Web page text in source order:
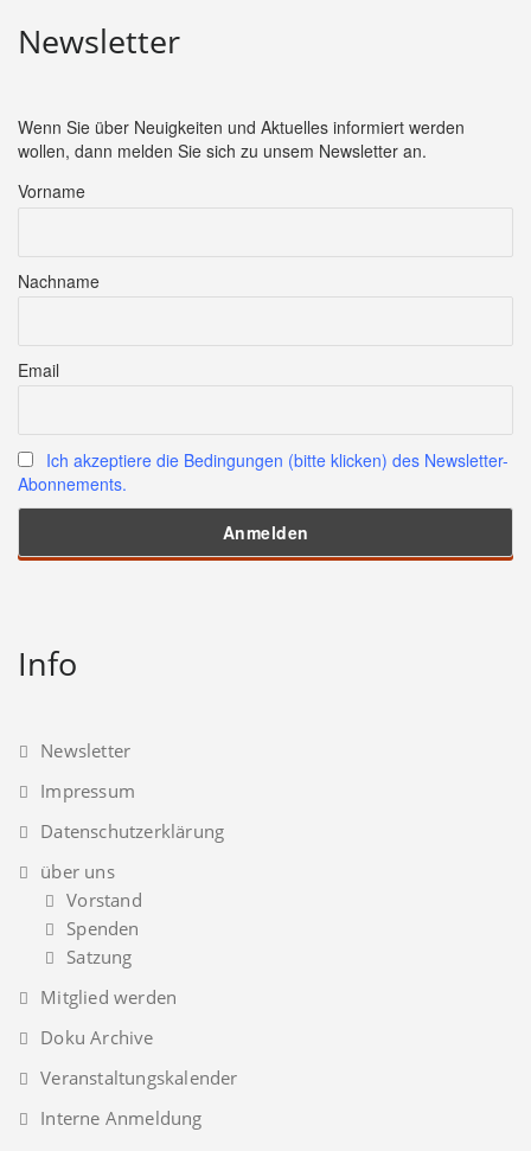
Newsletter
Wenn Sie über Neuigkeiten und Aktuelles informiert werden
wollen, dann melden Sie sich zu unsem Newsletter an.
Vorname
Nachname
Email
Ich akzeptiere die Bedingungen (bitte klicken) des Newsletter-
Abonnements.
Info
Newsletter
Impressum
Datenschutzerklärung
über uns
Vorstand
Spenden
Satzung
Mitglied werden
Doku Archive
Veranstaltungskalender
Interne Anmeldung